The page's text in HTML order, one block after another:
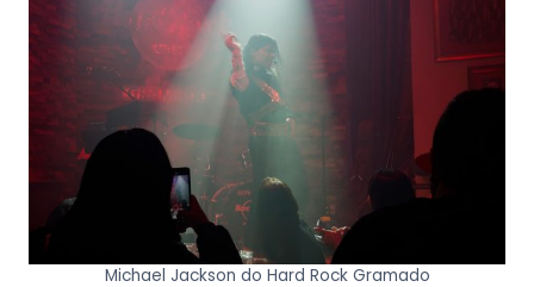
Michael Jackson do Hard Rock Gramado